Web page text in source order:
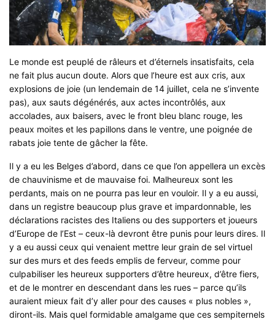
L e monde est peuplé de râleurs et d’éternels insatisfaits, cela
ne fait plus aucun doute. Alors que l’heure est aux cris, aux
explosions de joie (un lendemain de 14 juillet, cela ne s’invente
pas), aux sauts dégénérés, aux actes incontrôlés, aux
accolades, aux baisers, avec le front bleu blanc rouge, les
peaux moites et les papillons dans le ventre, une poignée de
rabats joie tente de gâcher la fête.
Il y a eu les Belges d’abord, dans ce que l’on appellera un excès
de chauvinisme et de mauvaise foi. Malheureux sont les
perdants, mais on ne pourra pas leur en vouloir. Il y a eu aussi,
dans un registre beaucoup plus grave et impardonnable, les
déclarations racistes des Italiens ou des supporters et joueurs
d’Europe de l’Est – ceux-là devront être punis pour leurs dires. Il
y a eu aussi ceux qui venaient mettre leur grain de sel virtuel
sur des murs et des feeds emplis de ferveur, comme pour
culpabiliser les heureux supporters d’être heureux, d’être fiers,
et de le montrer en descendant dans les rues – parce qu’ils
auraient mieux fait d’y aller pour des causes « plus nobles »,
diront-ils. Mais quel formidable amalgame que ces sempiternels